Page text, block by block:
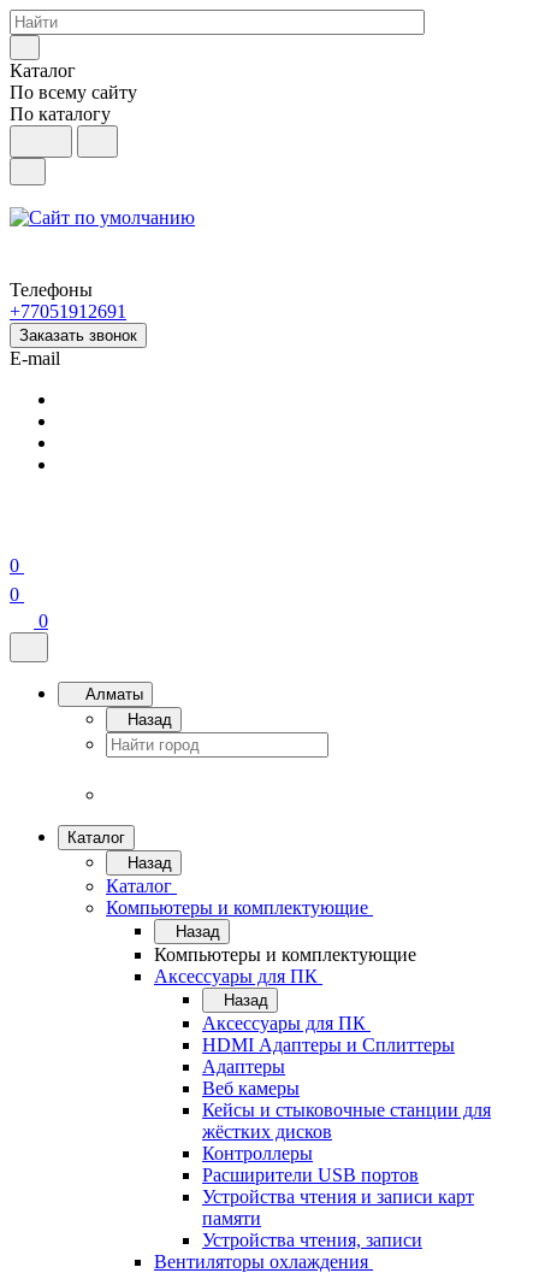
Каталог
По всему сайту
По каталогу
Телефоны
+77051912691
Заказать звонок
E-mail
0
0
0
Алматы
Назад
Каталог
Назад
Каталог
Компьютеры и комплектующие
Назад
Компьютеры и комплектующие
Аксессуары для ПК
Назад
Аксессуары для ПК
HDMI Адаптеры и Сплиттеры
Адаптеры
Веб камеры
Кейсы и стыковочные станции для
жёстких дисков
Контроллеры
Расширители USB портов
Устройства чтения и записи карт
памяти
Устройства чтения, записи
Вентиляторы охлаждения